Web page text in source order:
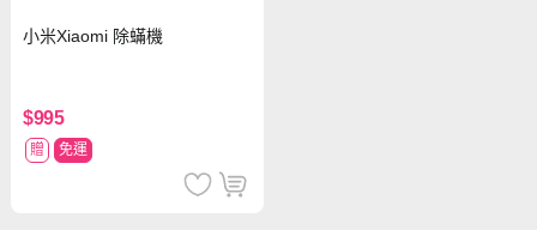
小米Xiaomi 除蟎機
$995
贈 免運